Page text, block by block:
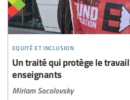
equité et inclusion
Un traité qui protège le
enseignants
Miriam Socolovsky